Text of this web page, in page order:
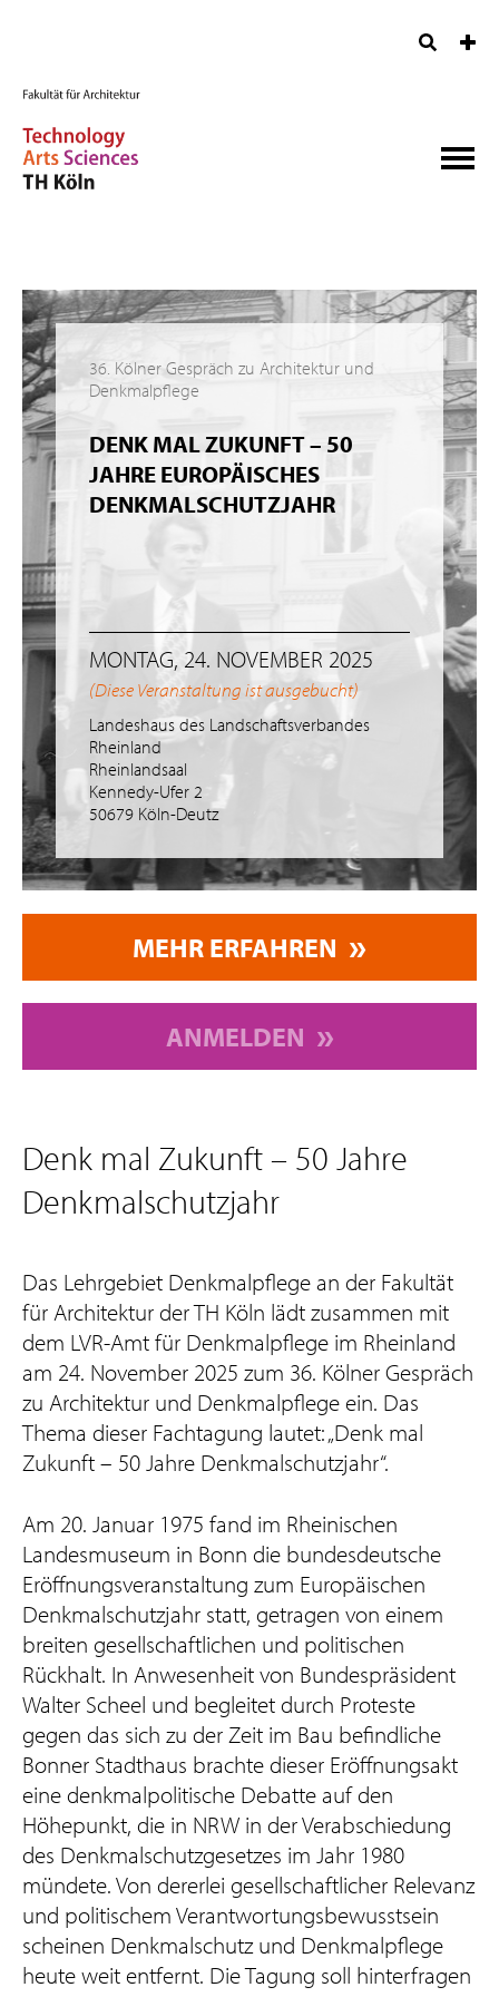
36. Kölner Gespräch zu Architektur und
Denkmalpflege
DENK MAL ZUKUNFT – 50
JAHRE EUROPÄISCHES
DENKMALSCHUTZJAHR
MONTAG, 24. NOVEMBER 2025
(Diese Veranstaltung ist ausgebucht)
Landeshaus des Landschaftsverbandes
Rheinland
Rheinlandsaal
Kennedy-Ufer 2
50679 Köln-Deutz
MEHR ERFAHREN
ANMELDEN
Denk mal Zukunft – 50 Jahre
Denkmalschutzjahr
Das Lehrgebiet Denkmalpflege an der Fakultät
für Architektur der TH Köln lädt zusammen mit
dem LVR-Amt für Denkmalpflege im Rheinland
am 24. November 2025 zum 36. Kölner Gespräch
zu Architektur und Denkmalpflege ein. Das
Thema dieser Fachtagung lautet: „Denk mal
Zukunft – 50 Jahre Denkmalschutzjahr“.
Am 20. Januar 1975 fand im Rheinischen
Landesmuseum in Bonn die bundesdeutsche
Eröffnungsveranstaltung zum Europäischen
Denkmalschutzjahr statt, getragen von einem
breiten gesellschaftlichen und politischen
Rückhalt. In Anwesenheit von Bundespräsident
Walter Scheel und begleitet durch Proteste
gegen das sich zu der Zeit im Bau befindliche
Bonner Stadthaus brachte dieser Eröffnungsakt
eine denkmalpolitische Debatte auf den
Höhepunkt, die in NRW in der Verabschiedung
des Denkmalschutzgesetzes im Jahr 1980
mündete. Von dererlei gesellschaftlicher Relevanz
und politischem Verantwortungsbewusstsein
scheinen Denkmalschutz und Denkmalpflege
heute weit entfernt. Die Tagung soll hinterfragen